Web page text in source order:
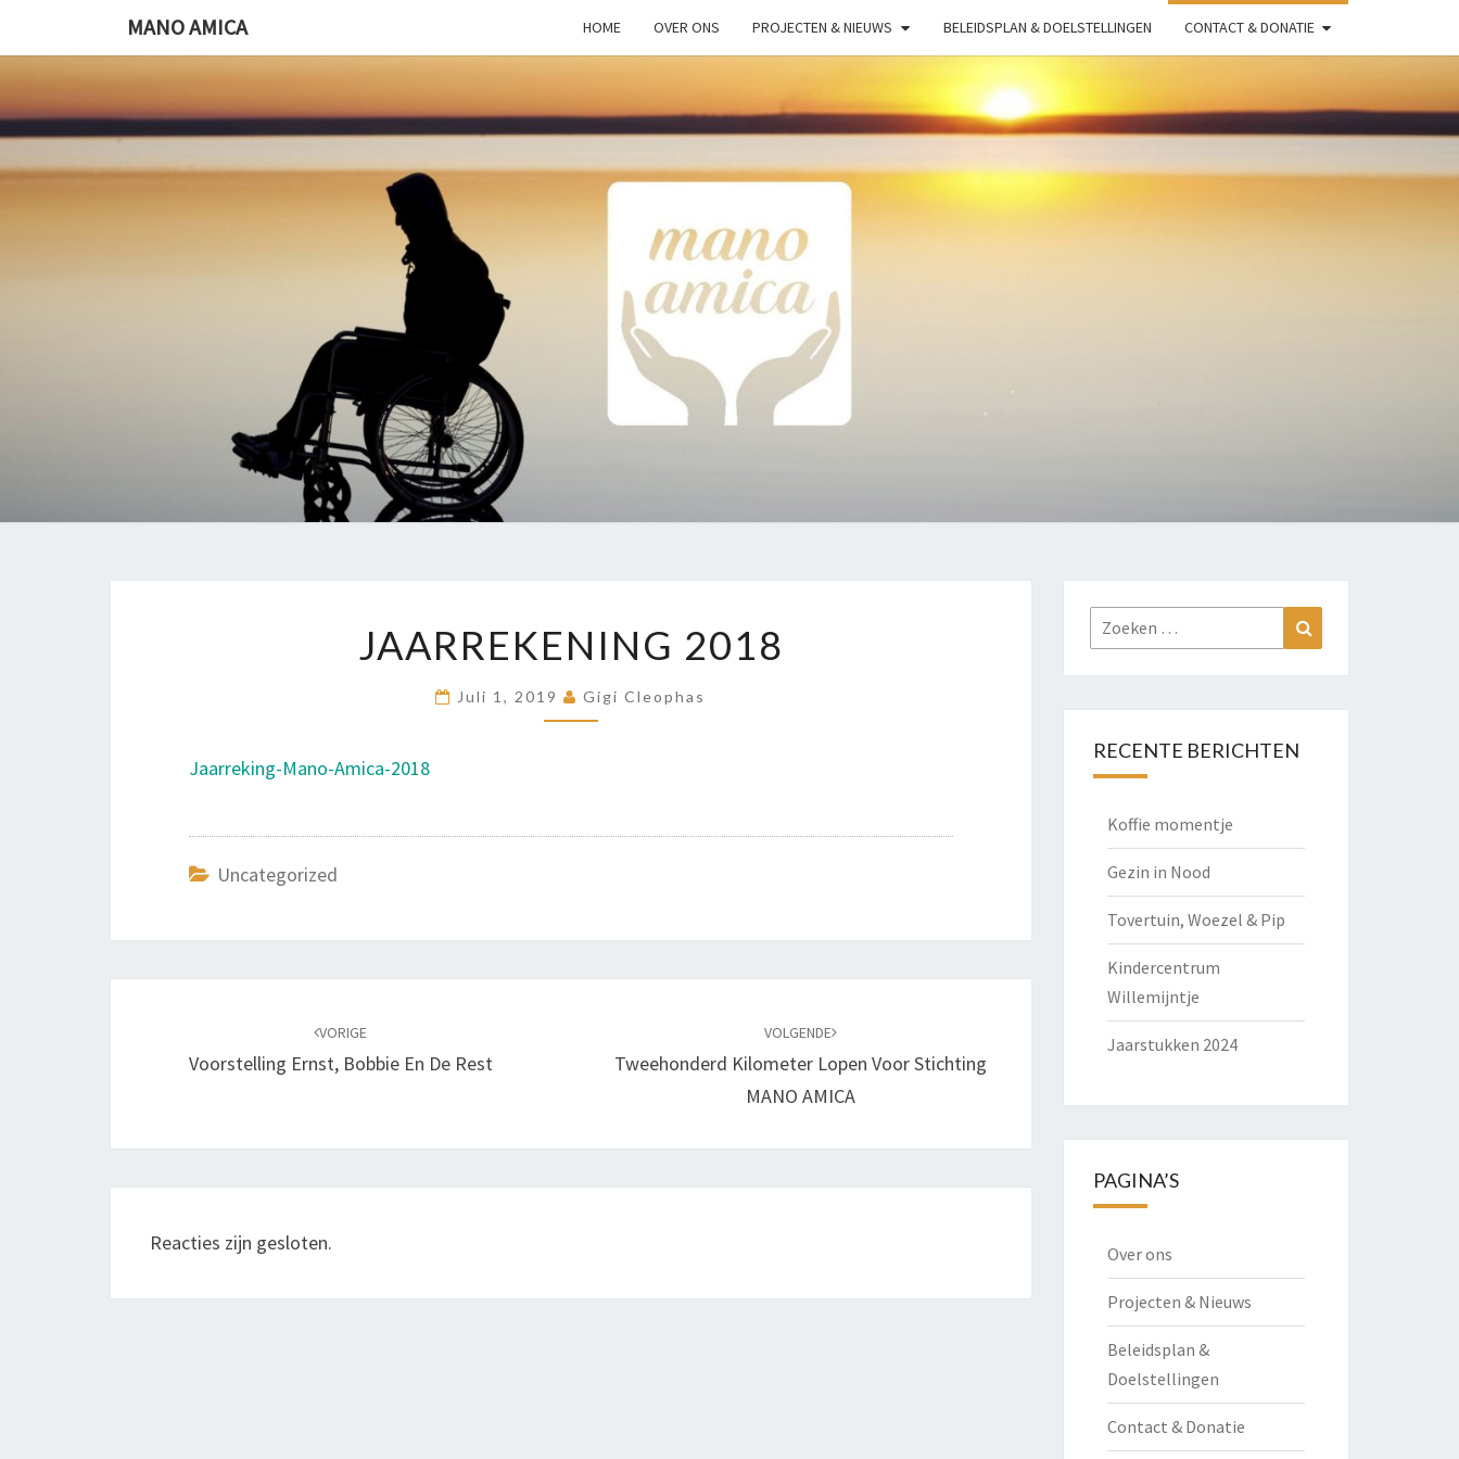
content
MANO AMICA HOME OVER ONS PROJECTEN & NIEUWS BELEIDSPLAN & DOELSTELLINGEN CONTACT & DONATIE
MANO
AMICA
Helpende
Hand
2018
JAARREKENING 2018
Juli 1, 2019 Gigi Cleophas
Jaarreking-Mano-Amica-2018
Uncategorized
VORIGE
Voorstelling Ernst, Bobbie En De Rest
VOLGENDE
Tweehonderd Kilometer Lopen Voor Stichting
MANO AMICA
Reacties zijn gesloten.
Zoeken
naar:
RECENTE BERICHTEN
Koffie momentje
Gezin in Nood
Tovertuin, Woezel & Pip
Kindercentrum
Willemijntje
Jaarstukken 2024
PAGINA’S
Over ons
Projecten & Nieuws
Beleidsplan &
Doelstellingen
Contact & Donatie